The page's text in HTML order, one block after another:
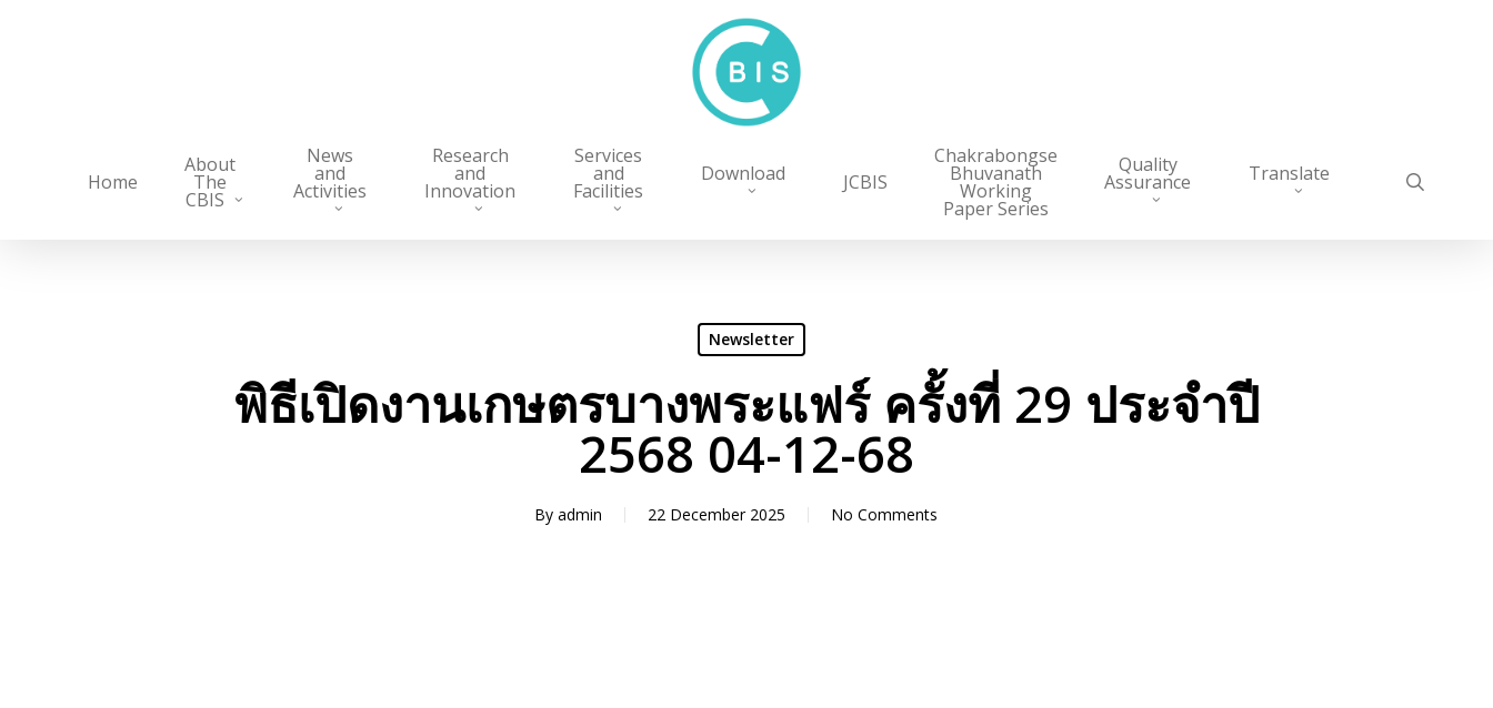
Home
About
The
CBIS
News
and
Activities
Research
and
Innovation
Services
and
Facilities
Download JCBIS
Chakrabongse
Bhuvanath
Working
Paper Series
Quality
Assurance Translate
Newsletter
พิธีเปิดงานเกษตรบางพระแฟร์ ครั้งที่ 29 ประจำปี
2568 04-12-68
By admin 22 December 2025 No Comments